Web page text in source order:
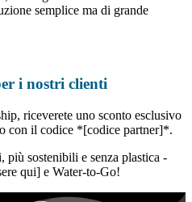
semplice ma di grande
i nostri clienti
riceverete uno sconto esclusivo
con il codice *[codice partner]*.
sostenibili e senza plastica -
qui] e Water-to-Go!